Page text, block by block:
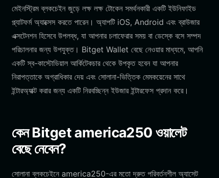
মেইনস্ট্রিম ব্লকচেইন জুড়ে লক্ষ লক্ষ টোকেন সমর্থনকারী একটি ইউনিফাইড
প্ল্যাটফর্ম অ্যাক্সেস করতে পারেন। অ্যাপটি iOS, Android এবং ব্রাউজার
এক্সটেনশন হিসেবে উপলব্ধ, যা আপনার চলাফেরার সময় বা ডেস্কে বসে সম্পদ
পরিচালনার জন্য উপযুক্ত। Bitget Wallet বেছে নেওয়ার মাধ্যমে, আপনি
একটি স্ব-কাস্টোডিয়াল আর্কিটেকচার থেকে উপকৃত হবেন যা আপনার
নিরাপত্তাকে অগ্রাধিকার দেয় এবং সোলানা-ভিত্তিক মেমকয়েনের সাথে
ইন্টারঅ্যাক্ট করার জন্য একটি নিরবচ্ছিন্ন ইউজার ইন্টারফেস প্রদান করে।
কেন Bitget america250 ওয়ালেট
বেছে নেবেন?
সোলানা ব্লকচেইনে america250-এর মতো দ্রুত পরিবর্তনশীল অ্যাসেট